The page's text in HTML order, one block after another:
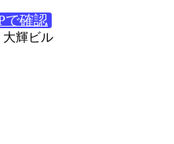
で確認
大輝ビル